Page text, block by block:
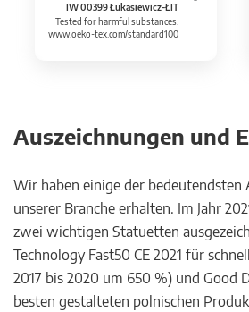
IW 00399 Łukasiewicz-ŁIT
Tested for harmful substances.
www.oeko-tex.com/standard100
Auszeichnungen und
Wir haben einige der bedeutendsten
unserer Branche erhalten. Im Jahr
zwei wichtigen Statuetten
Technology Fast50 CE 2021 für
2017 bis 2020 um 650 %) und Good
besten gestalteten polnischen